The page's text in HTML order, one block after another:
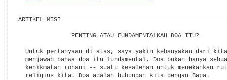
ARTIKEL MISI
               PENTING ATAU FUNDAMENTALKAH DOA ITU?
Untuk pertanyaan di atas, saya yakin kebanyakan dari
menjawab bahwa doa itu fundamental. Doa bukan hanya
kenikmatan rohani -- suatu kesalehan untuk menekankan
  religius kita. Doa adalah hubungan kita dengan Bapa.